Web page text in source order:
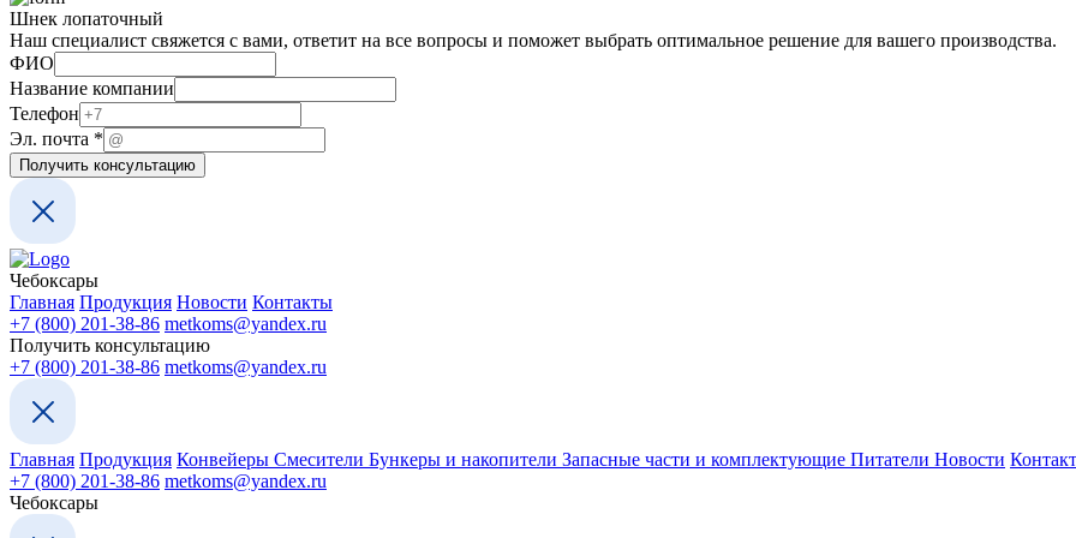
Шнек лопаточный
Наш специалист свяжется с вами, ответит на все вопросы и поможет выбрать оптимальное решение для вашего производства.
ФИО
Название компании
компании
почта
Название
Телефон
Эл. почта *
Получить консультацию
Чебоксары
Главная Продукция Новости Контакты
+7 (800) 201-38-86 metkoms@yandex.ru
Получить консультацию
+7 (800) 201-38-86 metkoms@yandex.ru
Главная Продукция Конвейеры Смесители Бункеры и накопители Запасные части и комплектующие Питатели Новости
+7 (800) 201-38-86 metkoms@yandex.ru
Чебоксары